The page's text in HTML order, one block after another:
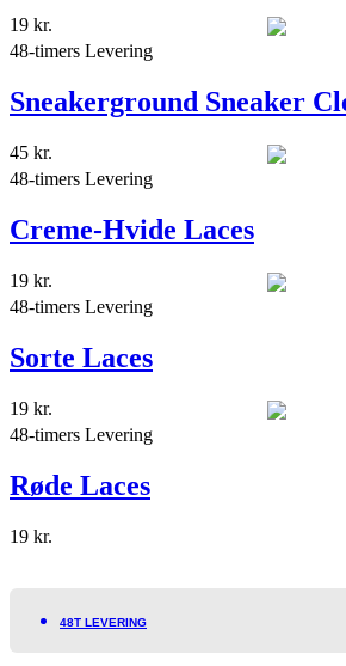
19 kr.
48-timers Levering
Sneakerground Sneaker
45 kr.
48-timers Levering
Creme-Hvide Laces
19 kr.
48-timers Levering
Sorte Laces
19 kr.
48-timers Levering
Røde Laces
19 kr.
48T LEVERING